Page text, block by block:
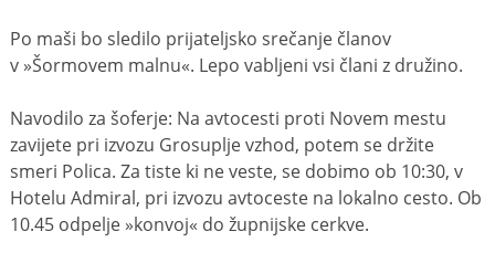
Po maši bo sledilo prijateljsko srečanje članov
v »Šormovem malnu«. Lepo vabljeni vsi člani z družino.
Navodilo za šoferje: Na avtocesti proti Novem mestu
zavijete pri izvozu Grosuplje vzhod, potem se držite
smeri Polica. Za tiste ki ne veste, se dobimo ob 10:30, v
Hotelu Admiral, pri izvozu avtoceste na lokalno cesto. Ob
10.45 odpelje »konvoj« do župnijske cerkve.